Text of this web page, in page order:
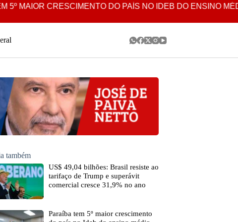
CRESCIMENTO DO PAÍS NO IDEB DO ENSINO MÉDIO NA
também
US$ 49,04 bilhões: Brasil resiste ao
tarifaço de Trump e superávit
comercial cresce 31,9% no ano
Paraíba tem 5º maior crescimento